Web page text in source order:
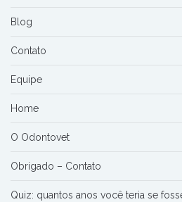
Blog
Contato
Equipe
Home
O Odontovet
Obrigado – Contato
Quiz: quantos anos você teria se